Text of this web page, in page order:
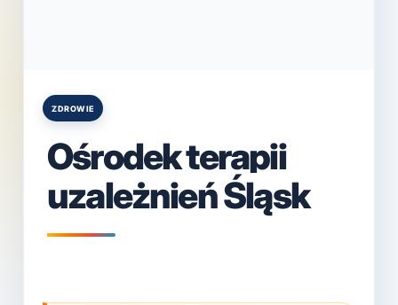
Posted
ZDROWIE
Ośrodek terapii
uzależnień Śląsk